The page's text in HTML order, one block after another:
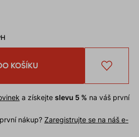
KOŠÍKU
a získejte slevu 5 % na váš první
nákup? Zaregistrujte se na náš e-